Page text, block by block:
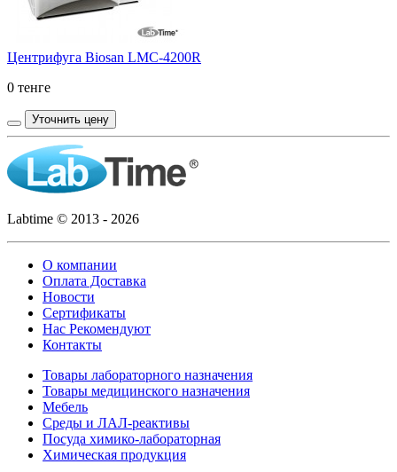
Центрифуга Biosan LMC-4200R
0 тенге
Уточнить цену
Labtime © 2013 - 2026
О компании
Оплата Доставка
Новости
Сертификаты
Нас Рекомендуют
Контакты
Товары лабораторного назначения
Товары медицинского назначения
Мебель
Среды и ЛАЛ-реактивы
Посуда химико-лабораторная
Химическая продукция